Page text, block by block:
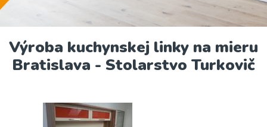
Výroba kuchynskej linky na mieru
Bratislava - Stolarstvo Turkovič